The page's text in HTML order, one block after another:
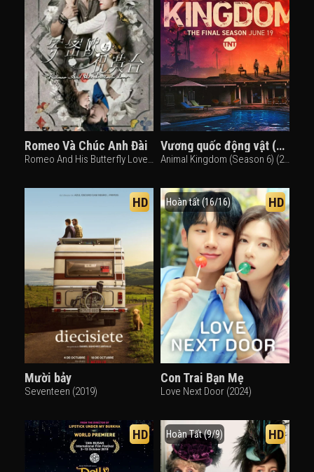
Romeo Và Chúc Anh Đài
Romeo And His Butterfly Lover (2023)
Vương quốc động vật (Phần 6)
Animal Kingdom (Season 6) (2022)
HD
Mười bảy
Seventeen (2019)
Hoàn tất (16/16) HD
Con Trai Bạn Mẹ
Love Next Door (2024)
HD Hoàn Tất (9/9) HD